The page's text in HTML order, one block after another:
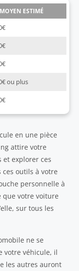
ESTIMÉ
ou plus
en une pièce
attire votre
explorer ces
ces outils à votre
personnelle à
que votre voiture
sur tous les
ne se
votre véhicule, il
les autres auront